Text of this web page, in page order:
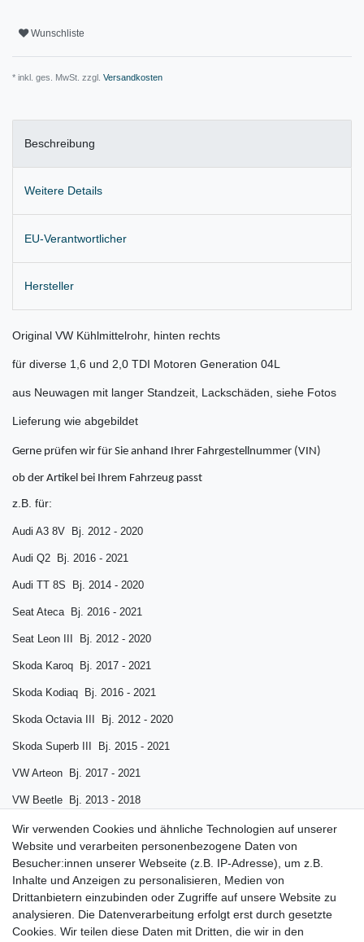
Wunschliste
* inkl. ges. MwSt. zzgl. Versandkosten
Beschreibung
Weitere Details
EU-Verantwortlicher
Hersteller
Original VW Kühlmittelrohr, hinten rechts
für diverse 1,6 und 2,0 TDI Motoren Generation 04L
aus Neuwagen mit langer Standzeit, Lackschäden, siehe Fotos
Lieferung wie abgebildet
Gerne prüfen wir für Sie anhand Ihrer Fahrgestellnummer (VIN)
ob der Artikel bei Ihrem Fahrzeug passt
z.B. für:
Audi A3 8V Bj. 2012 - 2020
Audi Q2 Bj. 2016 - 2021
Audi TT 8S Bj. 2014 - 2020
Seat Ateca Bj. 2016 - 2021
Seat Leon III Bj. 2012 - 2020
Skoda Karoq Bj. 2017 - 2021
Skoda Kodiaq Bj. 2016 - 2021
Skoda Octavia III Bj. 2012 - 2020
Skoda Superb III Bj. 2015 - 2021
VW Arteon Bj. 2017 - 2021
VW Beetle Bj. 2013 - 2018
VW Golf 7 Bj. 2012 - 2020
VW Golf Sportsvan Bj. 2014 - 2021
VW Tiguan II Bj. 2016 - 2021
VW Touran II Bj. 2015 - 2021
VW T-Roc Bj. 2017 - 2021
Wir verwenden Cookies und ähnliche Technologien auf unserer
Website und verarbeiten personenbezogene Daten von
Besucher:innen unserer Webseite (z.B. IP-Adresse), um z.B.
Inhalte und Anzeigen zu personalisieren, Medien von
Drittanbietern einzubinden oder Zugriffe auf unsere Website zu
analysieren. Die Datenverarbeitung erfolgt erst durch gesetzte
Cookies. Wir teilen diese Daten mit Dritten, die wir in den